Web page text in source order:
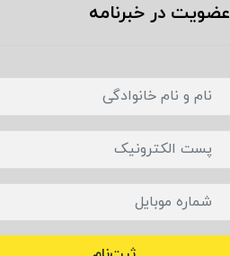
عضویت در خبرنامه